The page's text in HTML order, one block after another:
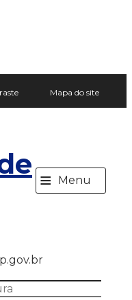
Mapa do site
≡ Menu